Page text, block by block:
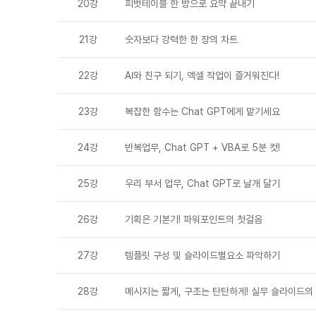
20강 피벗테이블 한 방으로 요약 끝내기
21강 숫자보다 강력한 한 장의 차트
22강 AI와 친구 되기, 엑셀 작업이 즐거워진다!
23강 복잡한 함수는 Chat GPT에게 맡기세요
24강 반복업무, Chat GPT + VBA로 5분 컷!
25강 우리 부서 업무, Chat GPT로 날개 달기
26강 기획은 기본기! 파워포인트의 첫걸음
27강 템플릿 구성 및 슬라이드별요소 파악하기
28강 메시지는 짧게, 구조는 탄탄하게! 실무 슬라이드의